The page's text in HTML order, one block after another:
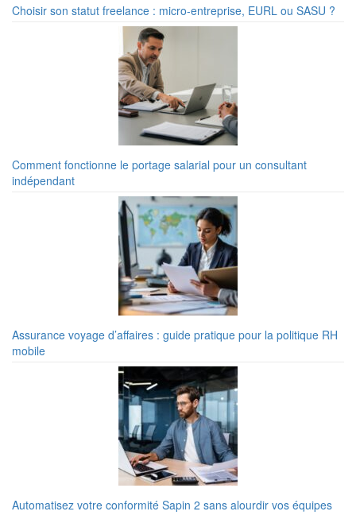
Choisir son statut freelance : micro-entreprise, EURL ou SASU ?
Comment fonctionne le portage salarial pour un consultant
indépendant
Assurance voyage d’affaires : guide pratique pour la politique RH
mobile
Automatisez votre conformité Sapin 2 sans alourdir vos équipes